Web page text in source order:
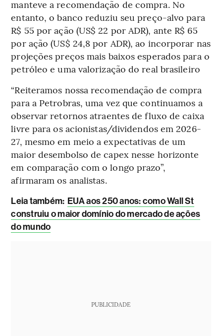
manteve a recomendação de compra. No
entanto, o banco reduziu seu preço-alvo para
R$ 55 por ação (US$ 22 por ADR), ante R$ 65
por ação (US$ 24,8 por ADR), ao incorporar nas
projeções preços mais baixos esperados para o
petróleo e uma valorização do real brasileiro
“Reiteramos nossa recomendação de compra
para a Petrobras, uma vez que continuamos a
observar retornos atraentes de fluxo de caixa
livre para os acionistas/dividendos em 2026-
27, mesmo em meio a expectativas de um
maior desembolso de capex nesse horizonte
em comparação com o longo prazo”,
afirmaram os analistas.
Leia também: EUA aos 250 anos: como Wall St
construiu o maior domínio do mercado de ações
do mundo
PUBLICIDADE